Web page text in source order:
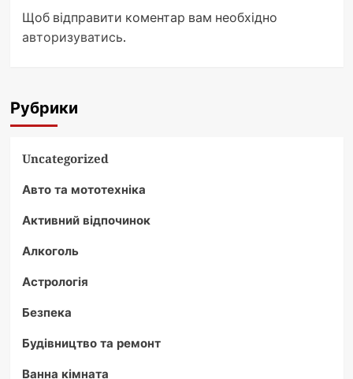
Щоб відправити коментар вам необхідно
авторизуватись.
Рубрики
Uncategorized
Авто та мототехніка
Активний відпочинок
Алкоголь
Астрологія
Безпека
Будівництво та ремонт
Ванна кімната